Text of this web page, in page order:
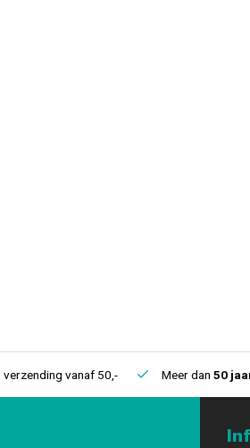
verzending vanaf 50,- Meer dan 50